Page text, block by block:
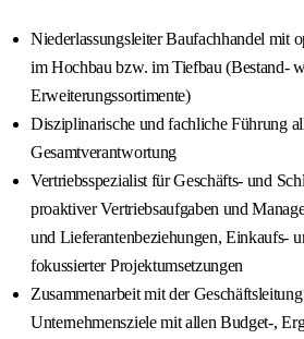
Niederlassungsleiter Baufachhandel mit
im Hochbau bzw. im Tiefbau (Bestand-
Erweiterungssortimente)
Disziplinarische und fachliche Führung
Gesamtverantwortung
Vertriebsspezialist für Geschäfts- und
proaktiver Vertriebsaufgaben und
und Lieferantenbeziehungen, Einkaufs-
fokussierter Projektumsetzungen
Zusammenarbeit mit der
Unternehmensziele mit allen Budget-,